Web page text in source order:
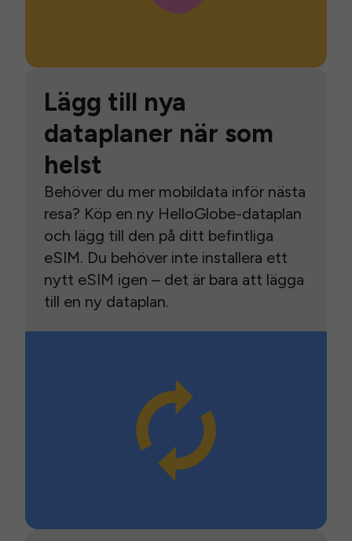
Lägg till nya
dataplaner när som
helst
Behöver du mer mobildata inför nästa
resa? Köp en ny HelloGlobe-dataplan
och lägg till den på ditt befintliga
eSIM. Du behöver inte installera ett
nytt eSIM igen – det är bara att lägga
till en ny dataplan.